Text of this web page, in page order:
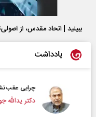
ببینید | اتحاد مقدس، از
یادداشت
چرایی
دکتر یدالله